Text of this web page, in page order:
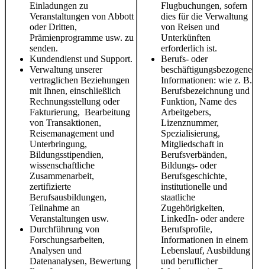
Einladungen zu
Veranstaltungen von Abbott
oder Dritten,
Prämienprogramme usw. zu
senden.
Kundendienst und Support.
Verwaltung unserer
vertraglichen Beziehungen
mit Ihnen, einschließlich
Rechnungsstellung oder
Fakturierung, Bearbeitung
von Transaktionen,
Reisemanagement und
Unterbringung,
Bildungsstipendien,
wissenschaftliche
Zusammenarbeit,
zertifizierte
Berufsausbildungen,
Teilnahme an
Veranstaltungen usw.
Durchführung von
Forschungsarbeiten,
Analysen und
Datenanalysen, Bewertung
Flugbuchungen, sofern
dies für die Verwaltung
von Reisen und
Unterkünften
erforderlich ist.
Berufs- oder
beschäftigungsbezogene
Informationen: wie z. B.
Berufsbezeichnung und
Funktion, Name des
Arbeitgebers,
Lizenznummer,
Spezialisierung,
Mitgliedschaft in
Berufsverbänden,
Bildungs- oder
Berufsgeschichte,
institutionelle und
staatliche
Zugehörigkeiten,
LinkedIn- oder andere
Berufsprofile,
Informationen in einem
Lebenslauf, Ausbildung
und beruflicher